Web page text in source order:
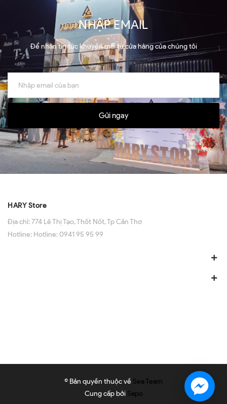
NHẬP EMAIL
Để nhận tin tức khuyến mãi từ cửa hàng của chúng tôi
Gửi ngay
HARY Store
Địa chỉ:774 Lê Thị Tạo, Thốt Nốt, Tp Cần Thơ
Hotline: Hotline: 0941 95 95 99
© Bản quyền thuộc về Sea Team
Cung cấp bởi Sapo